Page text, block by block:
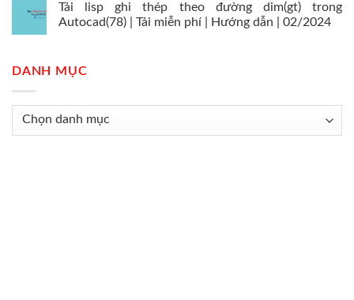
Tải lisp ghi thép theo đường dim(gt) trong
Autocad(78) | Tải miễn phí | Hướng dẫn | 02/2024
DANH MỤC
Danh